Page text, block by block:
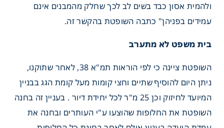
ולהמית אסון כבד בשים לב לכך שחלק מהמבנים אינם
עמידים בפניהן" כתבה השופטת בהקשר זה.
בית משפט לא מתערב
השופטת ציינה כי לפי הוראות תמ"א 38, לאחר שתוקנו,
ניתן היום להוסיף שתיים וחצי קומות מעל קומת הגג בבניין
המיועד לחיזוק וכן 25 מ"ר לכל יחידת דיור . בעניין זה בחנה
השופטת את החלופות שהוצעו ע"י העותרים ובחנה את